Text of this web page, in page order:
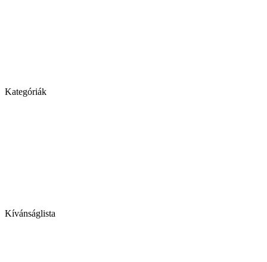
Kategóriák
Kívánságlista